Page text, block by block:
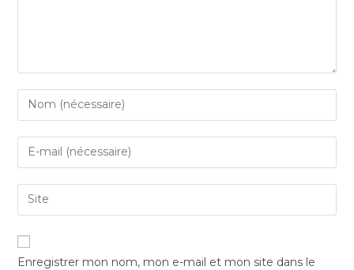
Enter
your
name
username
to
Enter
your
email
address
comment
Saisir
l’URL
de
votre
Enregistrer mon nom, mon e-mail et mon site dans le